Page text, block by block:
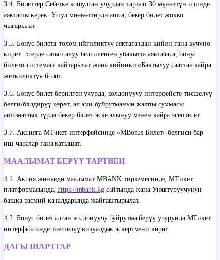
3.4. Билеттер Себетке кошулган учурдан тартып 30 мүнөттүн ичинде
аякташы керек. Ушул мөөнөттөрдн ашса, бекер билет жокко
чыгарылат.
3.5. Бонус билети төлөм ийгиликтүү аяктагандан кийин гана күчүнө
кирет. Эгерде сатып алуу белгиленген убакытта аяктабаса, бонус
билети системага кайтарылат жана кийинки «Бактылуу саатта» кайра
жеткиликтүү болот.
3.6. Бонус билет берилген учурда, колдонуучу интерфейсте тиешелүү
белги/билдирүү көрөт, ал эми буйрутманын жалпы суммасы
автоматтык түрдө бекер билет эске алынуу менен кайра эсептелет.
3.7. Акцияга МТикет интерфейсинде «MBonus Билет» белгиси бар
иш-чаралар гана катышат.
МААЛЫМАТ БЕРҮҮ ТАРТИБИ
4.1. Акция жөнүндө маалымат MBANK тиркемесинде, МТикет
платформасында, https://mbank.kg сайтында жана Уюштуруучунун
башка расмий каналдарында жайгаштырылат.
4.2. Бонус билет алган колдонуучу буйрутма берүү учурунда МТикет
интерфейсинде тиешелүү визуалдык эскертмени көрөт.
ДАГЫ ШАРТТАР